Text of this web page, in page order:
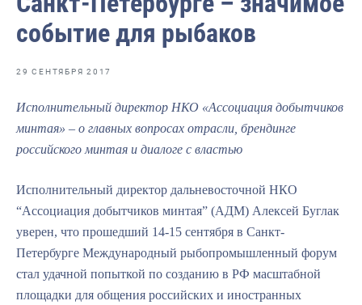
Отраслевые СМИ
Выставки и конференции
Научно-практическая литература
Рыбоохрана России
Отрасль в цифрах
Большая африканская экспедиция
Укрепление духовно-нравственных ценностей
События в России и мире
событие для рыбаков
29 СЕНТЯБРЯ 2017
Исполнительный директор НКО «Ассоциация добытчиков
минтая» – о главных вопросах отрасли, брендинге
российского минтая и диалоге с властью
Исполнительный директор дальневосточной НКО
“Ассоциация добытчиков минтая” (АДМ) Алексей Буглак
уверен, что прошедший 14-15 сентября в Санкт-
Петербурге Международный рыбопромышленный форум
стал удачной попыткой по созданию в РФ масштабной
площадки для общения российских и иностранных